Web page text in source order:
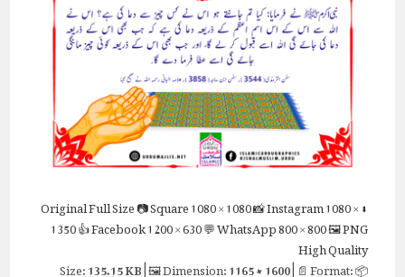
⬇ Original
Full Size📷 Square1080 × 1080📸 Instagram1080 ×
1350👍 Facebook1200 × 630💬 WhatsApp800 × 800🖼 PNG
High Quality
📦 Size:
135.15 KB| 🖼 Dimension:1165 × 1600| 📄 Format: